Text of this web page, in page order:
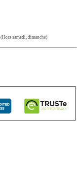
(Hors samedi, dimanche)